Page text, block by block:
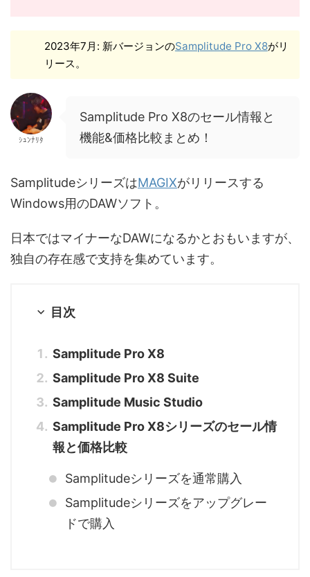
2023年7月: 新バージョンのSamplitude Pro X8がリ
リース。
ｼｭﾝﾅﾘﾀ
Samplitude Pro X8のセール情報と
機能&価格比較まとめ！
SamplitudeシリーズはMAGIXがリリースする
Windows用のDAWソフト。
日本ではマイナーなDAWになるかとおもいますが、
独自の存在感で支持を集めています。
目次
Samplitude Pro X8
Samplitude Pro X8 Suite
Samplitude Music Studio
Samplitude Pro X8シリーズのセール情
報と価格比較
Samplitudeシリーズを通常購入
Samplitudeシリーズをアップグレー
ドで購入